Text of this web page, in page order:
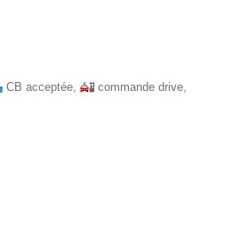
CB acceptée, commande drive,